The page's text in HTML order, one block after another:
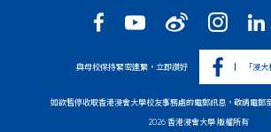
與母校保持緊密連繫，立即讚好 「浸
如欲暫停收取香港浸會大學校友事務處的電郵訊息，敬請電郵
2026 香港浸會大學 版權所有